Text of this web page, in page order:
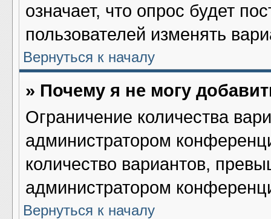
означает, что опрос будет
пользователей изменять
Вернуться к началу
» Почему я не могу
Ограничение количества
администратором
количество вариантов,
администратором
Вернуться к началу